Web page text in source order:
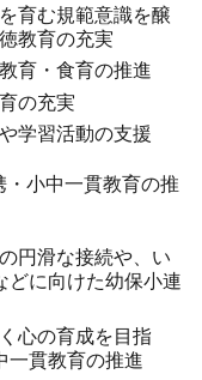
育む規範意識を醸
教育の充実
育・食育の推進
の充実
学習活動の支援
・小中一貫教育の推
円滑な接続や、い
どに向けた幼保小連
心の育成を目指
一貫教育の推進